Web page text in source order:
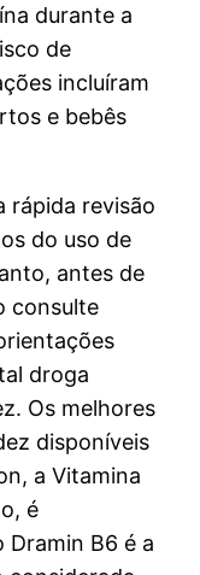
durante a
de
incluíram
e bebês
rápida revisão
do uso de
antes de
consulte
droga
Os melhores
disponíveis
a Vitamina
é
B6 é a